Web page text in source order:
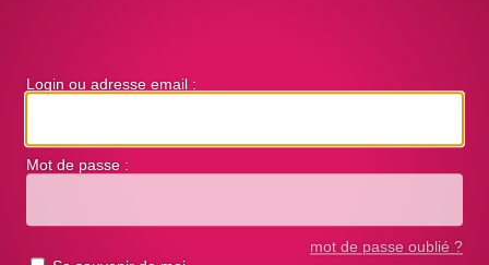
Login ou adresse email :
Mot de passe :
mot de passe oublié ?